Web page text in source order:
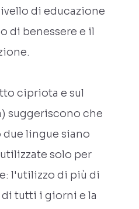
di educazione
di benessere e il
cipriota e sul
suggeriscono che
lingue siano
solo per
l'utilizzo di più di
di tutti i giorni e la